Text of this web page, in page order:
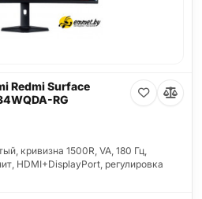
Redmi Surface
RG
кривизна 1500R, VA, 180 Гц,
HDMI+DisplayPort, регулировка